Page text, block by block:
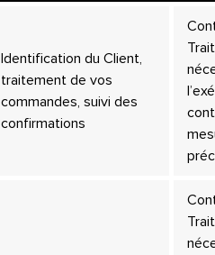
Identification du Client,
traitement de vos
commandes, suivi des
confirmations